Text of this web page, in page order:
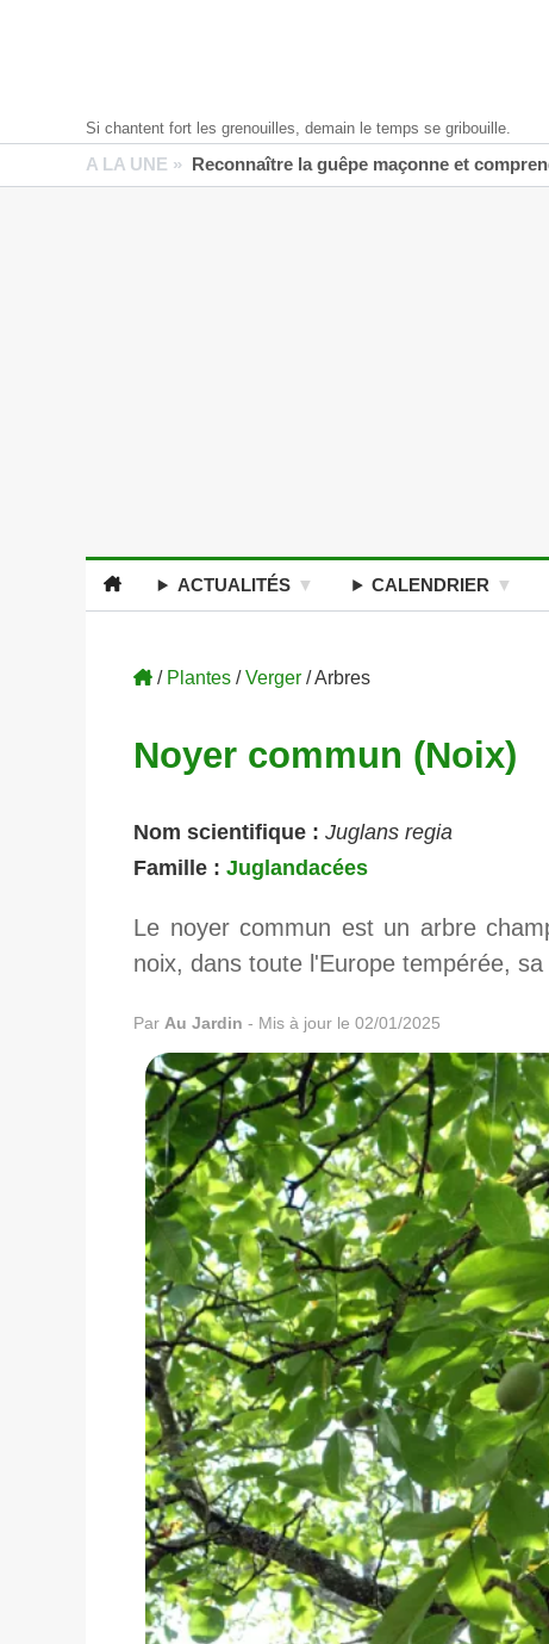
Si chantent fort les grenouilles, demain le temps se gribouille.
A LA UNE » Reconnaître la guêpe maçonne et
ACTUALITÉS CALENDRIER
/ Plantes /Verger / Arbres
Noyer commun (Noix)
Nom scientifique : Juglans regia
Famille : Juglandacées
Le noyer commun est un arbre
noix, dans toute l'Europe tempérée,
Par Au Jardin - Mis à jour le 02/01/2025